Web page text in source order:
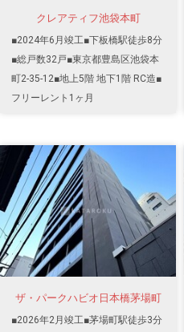
クレアティフ池袋本町
■2024年6月竣工■下板橋駅徒歩8分
■総戸数32戸■東京都豊島区池袋本
町2-35-12■地上5階 地下1階 RC造■
フリーレント1ヶ月
ザ・パークハビオ日本橋茅場町
■2026年2月竣工■茅場町駅徒歩3分